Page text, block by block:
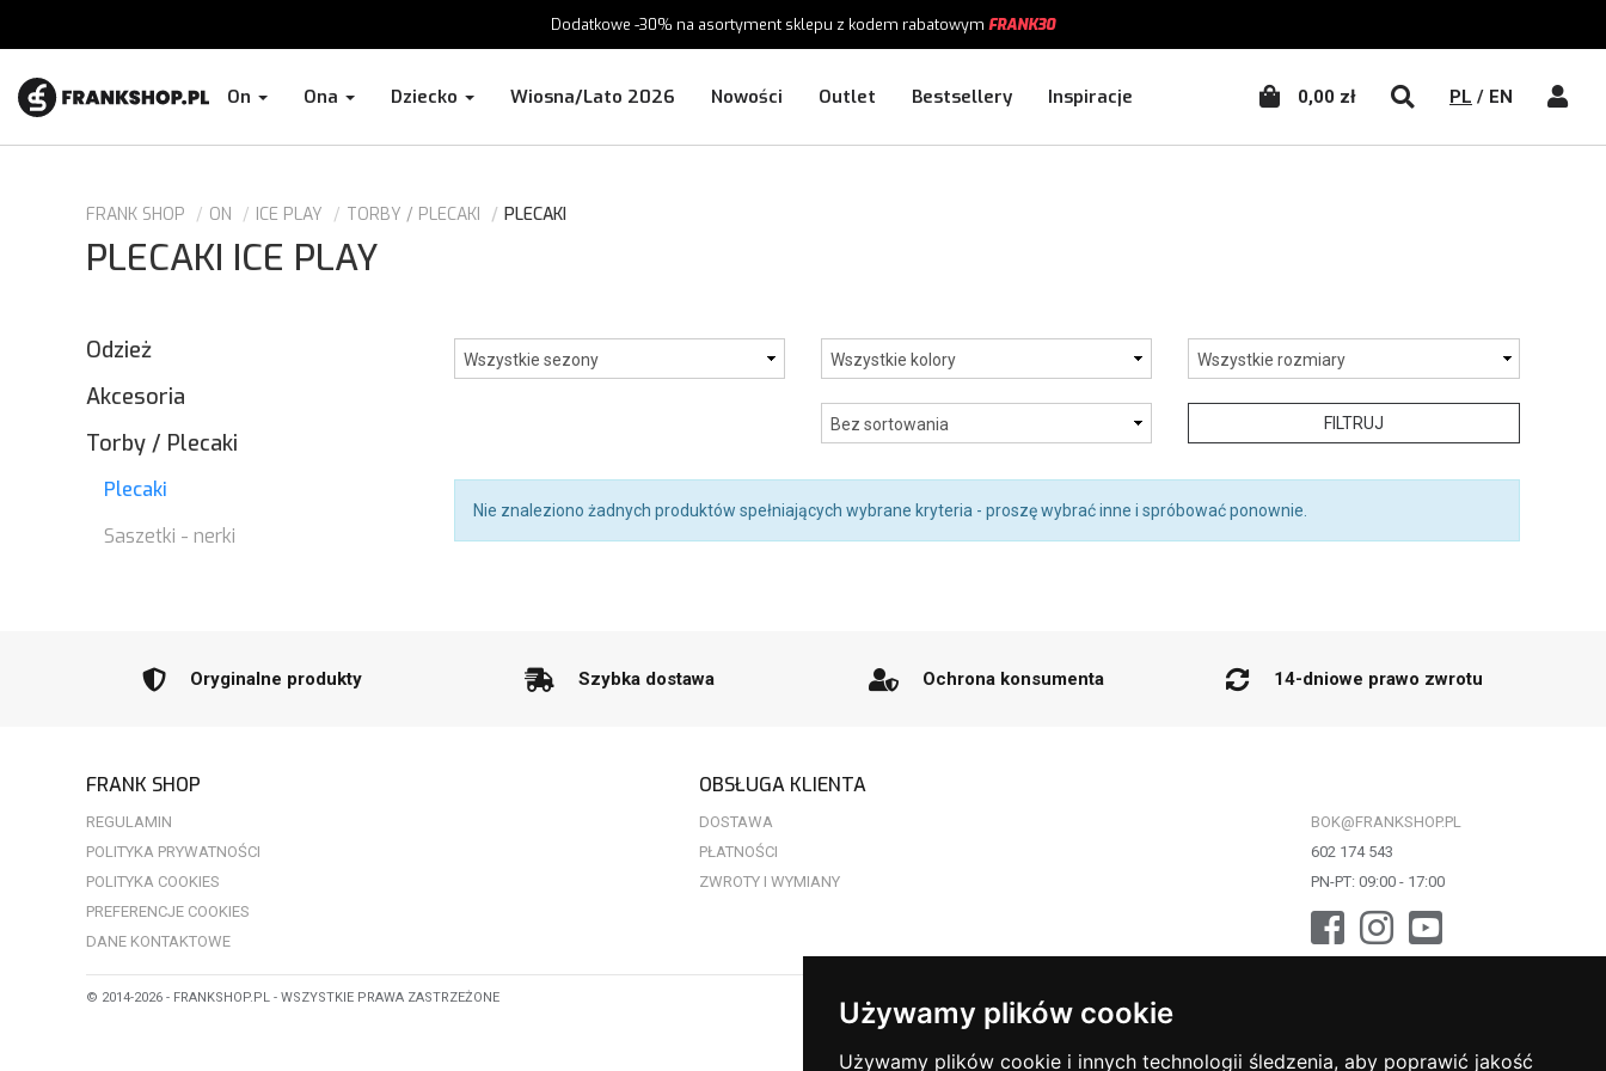
Używamy plików cookie
Używamy plików cookie i innych technologii śledzenia, aby poprawić jakość
Dodatkowe -30% na asortyment sklepu z kodem rabatowym FRANK30
On Ona Dziecko Wiosna/Lato 2026 Nowości Outlet Bestsellery Inspiracje 0,00 zł PL / EN
FRANK SHOP ON ICE PLAY TORBY / PLECAKI PLECAKI
PLECAKI ICE PLAY
Odzież
Akcesoria
Torby / Plecaki
Plecaki
Saszetki - nerki
FILTRUJ
Nie znaleziono żadnych produktów spełniających wybrane kryteria - proszę wybrać inne i spróbować ponownie.
Oryginalne produkty Szybka dostawa Ochrona konsumenta 14-dniowe prawo zwrotu
FRANK SHOP
REGULAMIN
POLITYKA PRYWATNOŚCI
POLITYKA COOKIES
PREFERENCJE COOKIES
DANE KONTAKTOWE
OBSŁUGA KLIENTA
DOSTAWA
PŁATNOŚCI
ZWROTY I WYMIANY
BOK@FRANKSHOP.PL
602 174 543
PN-PT: 09:00 - 17:00
© 2014-2026 - FRANKSHOP.PL - WSZYSTKIE PRAWA ZASTRZEŻONE